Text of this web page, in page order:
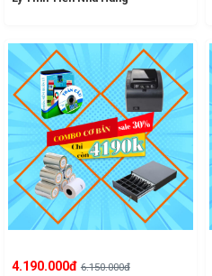
4.190.000đ6.150.000đ